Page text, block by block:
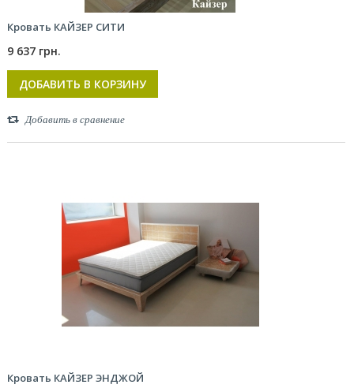
Кровать КАЙЗЕР СИТИ
9 637 грн.
ДОБАВИТЬ В КОРЗИНУ
Добавить в сравнение
Кровать КАЙЗЕР ЭНДЖОЙ